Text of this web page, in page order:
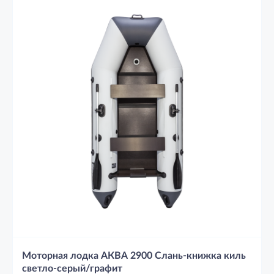
Моторная лодка АКВА 2900 Слань-книжка киль
светло-серый/графит